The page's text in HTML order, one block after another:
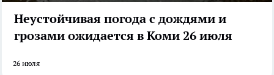
Неустойчивая погода с дождями и
грозами ожидается в Коми 26 июля
26 июля